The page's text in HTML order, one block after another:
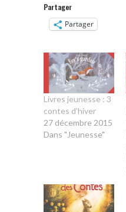
Partager
Partager
Livres jeunesse : 3
contes d’hiver
27 décembre 2015
Dans "Jeunesse"